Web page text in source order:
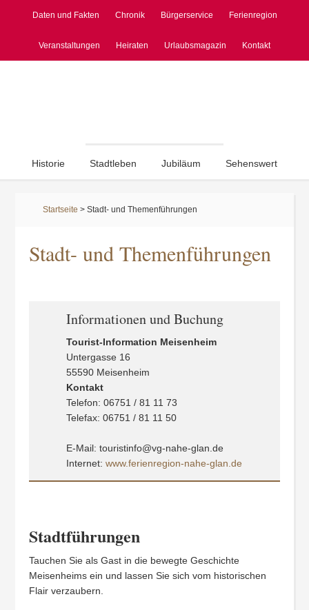
Daten und Fakten Chronik Bürgerservice Ferienregion
Veranstaltungen Heiraten Urlaubsmagazin Kontakt
Historie Stadtleben Jubiläum Sehenswert
Startseite >Stadt- und Themenführungen
Stadt- und Themenführungen
Informationen und Buchung
Tourist-Information Meisenheim
Untergasse 16
55590 Meisenheim
Kontakt
Telefon: 06751 / 81 11 73
Telefax: 06751 / 81 11 50
E-Mail: touristinfo@vg-nahe-glan.de
Internet: www.ferienregion-nahe-glan.de
Stadtführungen
Tauchen Sie als Gast in die bewegte Geschichte
Meisenheims ein und lassen Sie sich vom historischen
Flair verzaubern.